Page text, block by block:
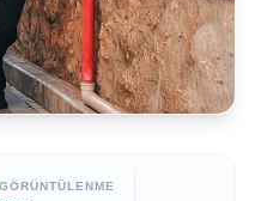
GÖRÜNTÜLENME